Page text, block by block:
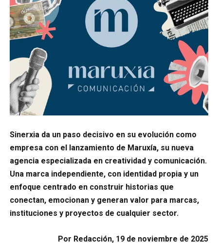
Sinerxia da un paso decisivo en su evolución como
empresa con el lanzamiento de Maruxía, su nueva
agencia especializada en creatividad y comunicación.
Una marca independiente, con identidad propia y un
enfoque centrado en construir historias que
conectan, emocionan y generan valor para marcas,
instituciones y proyectos de cualquier sector.
Por Redacción, 19 de noviembre de 2025